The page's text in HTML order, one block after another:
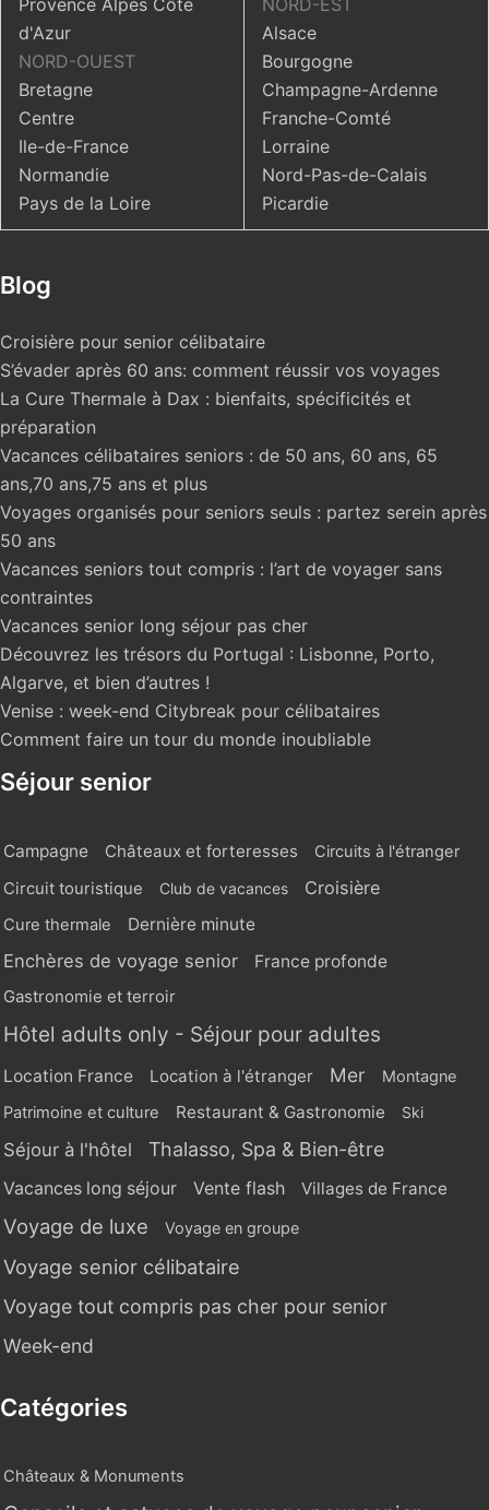
Provence Alpes Côte
d'Azur
NORD-OUEST
Bretagne
Centre
Ile-de-France
Normandie
Pays de la Loire
NORD-EST
Alsace
Bourgogne
Champagne-Ardenne
Franche-Comté
Lorraine
Nord-Pas-de-Calais
Picardie
Blog
Croisière pour senior célibataire
S’évader après 60 ans: comment réussir vos voyages
La Cure Thermale à Dax : bienfaits, spécificités et
préparation
Vacances célibataires seniors : de 50 ans, 60 ans, 65
ans,70 ans,75 ans et plus
Voyages organisés pour seniors seuls : partez serein après
50 ans
Vacances seniors tout compris : l’art de voyager sans
contraintes
Vacances senior long séjour pas cher
Découvrez les trésors du Portugal : Lisbonne, Porto,
Algarve, et bien d’autres !
Venise : week-end Citybreak pour célibataires
Comment faire un tour du monde inoubliable
Séjour senior
Campagne Châteaux et forteresses
Circuits à l'étranger
Circuit touristique
Club de vacances Croisière
Cure thermale Dernière minute
Enchères de voyage senior
France profonde
Gastronomie et terroir
Hôtel adults only - Séjour pour adultes
Location France Location à l'étranger Mer Montagne
Patrimoine et culture Restaurant & Gastronomie Ski
Séjour à l'hôtel Thalasso, Spa & Bien-être
Vacances long séjour Vente flash Villages de France
Voyage de luxe Voyage en groupe
Voyage senior célibataire
Voyage tout compris pas cher pour senior
Week-end
Catégories
Châteaux & Monuments